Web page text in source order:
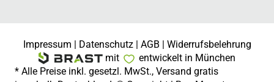
Impressum | Datenschutz| AGB | Widerrufsbelehrung
mit
entwickelt in München
* Alle Preise inkl. gesetzl. MwSt., Versand gratis